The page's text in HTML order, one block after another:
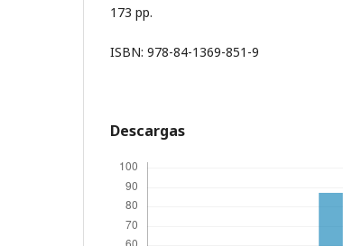
173 pp.
ISBN: 978-84-1369-851-9
Descargas